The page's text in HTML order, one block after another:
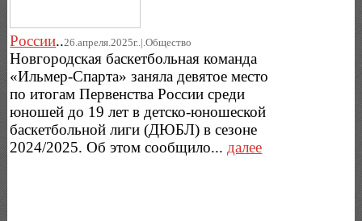
России..26.апреля.2025г..|.Общество
Новгородская баскетбольная команда
«Ильмер-Спарта» заняла девятое место
по итогам Первенства России среди
юношей до 19 лет в детско-юношеской
баскетбольной лиги (ДЮБЛ) в сезоне
2024/2025. Об этом сообщило... далее